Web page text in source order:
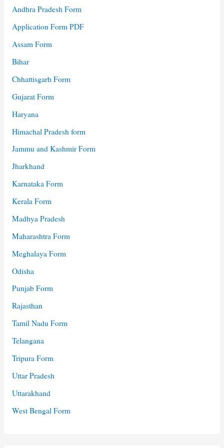
Andhra Pradesh Form
Application Form PDF
Assam Form
Bihar
Chhattisgarh Form
Gujarat Form
Haryana
Himachal Pradesh form
Jammu and Kashmir Form
Jharkhand
Karnataka Form
Kerala Form
Madhya Pradesh
Maharashtra Form
Meghalaya Form
Odisha
Punjab Form
Rajasthan
Tamil Nadu Form
Telangana
Tripura Form
Uttar Pradesh
Uttarakhand
West Bengal Form